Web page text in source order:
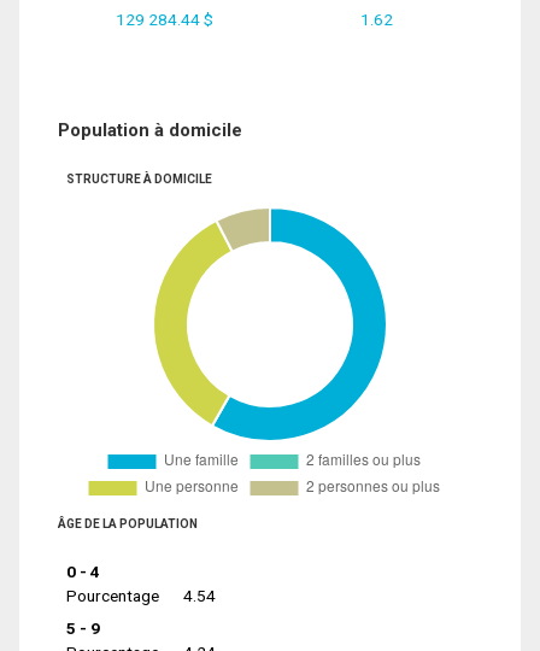
129 284.44 $ 1.62
Population à domicile
STRUCTURE À DOMICILE
ÂGE DE LA POPULATION
0 - 4
Pourcentage
4.54
5 - 9